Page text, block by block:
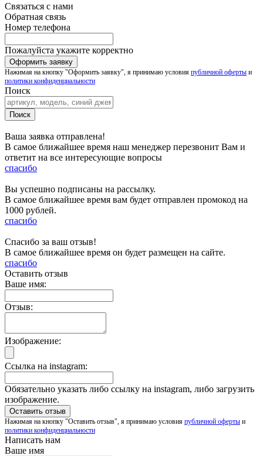
Связаться с нами
Обратная связь
Номер телефона
Пожалуйста укажите корректно
Нажимая на кнопку "Оформить заявку", я принимаю условия публичной оферты и
политики конфиденциальности
Поиск
Ваша заявка отправлена!
В самое ближайшее время наш менеджер перезвонит Вам и
ответит на все интересующие вопросы
спасибо
Вы успешно подписаны на рассылку.
В самое ближайшее время вам будет отправлен промокод на
1000 рублей.
спасибо
Спасибо за ваш отзыв!
В самое ближайшее время он будет размещен на сайте.
спасибо
Оставить отзыв
Ваше имя:
Отзыв:
Изображение:
Ссылка на instagram:
Обязательно указать либо ссылку на instagram, либо загрузить
изображение.
Нажимая на кнопку "Оставить отзыв", я принимаю условия публичной оферты и
политики конфиденциальности
Написать нам
Ваше имя